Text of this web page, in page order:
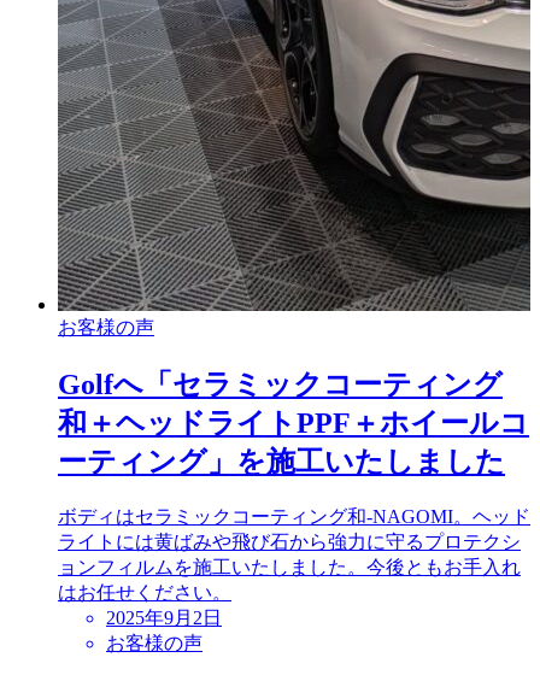
お客様の声
Golfへ「セラミックコーティング
和＋ヘッドライトPPF＋ホイールコ
ーティング」を施工いたしました
ボディはセラミックコーティング和-NAGOMI。ヘッド
ライトには黄ばみや飛び石から強力に守るプロテクシ
ョンフィルムを施工いたしました。今後ともお手入れ
はお任せください。
投
稿
2025年9月2日
お客様の声